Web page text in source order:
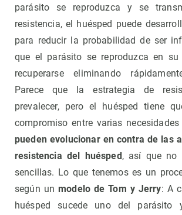
parásito se reproduzca y se
resistencia, el huésped puede
para reducir la probabilidad de ser
que el parásito se reproduzca en su
recuperarse eliminando
Parece que la estrategia de
prevalecer, pero el huésped tiene
compromiso entre varias
pueden evolucionar en contra de las
resistencia del huésped, así que no
sencillas. Lo que tenemos es un
según unmodelo de Tom y Jerry: A
huésped sucede uno del parásito